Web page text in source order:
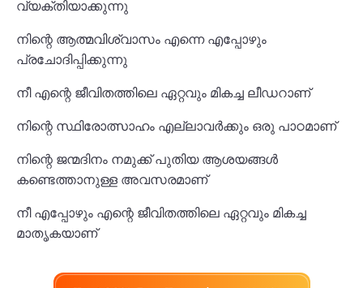
വ്യക്തിയാക്കുന്നു
നിന്റെ ആത്മവിശ്വാസം എന്നെ എപ്പോഴും
പ്രചോദിപ്പിക്കുന്നു
നീ എന്റെ ജീവിതത്തിലെ ഏറ്റവും മികച്ച ലീഡറാണ്
നിന്റെ സ്ഥിരോത്സാഹം എല്ലാവർക്കും ഒരു പാഠമാണ്
നിന്റെ ജന്മദിനം നമുക്ക് പുതിയ ആശയങ്ങൾ
കണ്ടെത്താനുള്ള അവസരമാണ്
നീ എപ്പോഴും എന്റെ ജീവിതത്തിലെ ഏറ്റവും മികച്ച
മാതൃകയാണ്